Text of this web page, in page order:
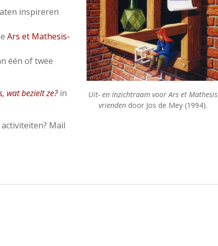
Uit- en Inzichtraam voor Ars et Mathesis
vriendendoor Jos de Mey (1994).
inspireren
Ars et Mathesis-
één of twee
wat bezielt ze?in
Mail